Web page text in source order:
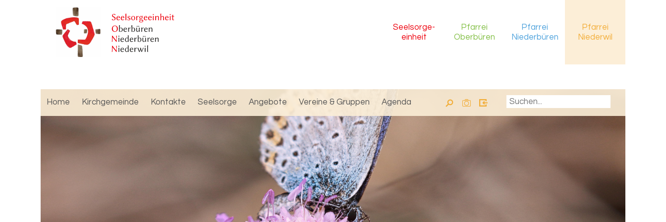
Seelsorge-
einheit
Pfarrei
Oberbüren
Pfarrei
Niederbüren
Pfarrei
Niederwil
Home Kirchgemeinde Kontakte Seelsorge Angebote Vereine & Gruppen Agenda